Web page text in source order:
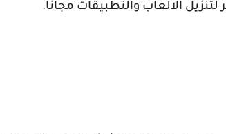
الالعاب والتطبيقات مجانا.